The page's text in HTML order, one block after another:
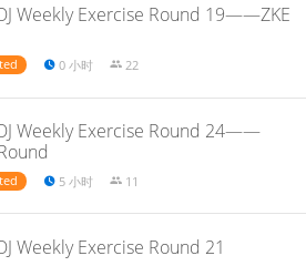
Weekly Exercise Round 19——ZKE
0 小时 22
Weekly Exercise Round 24——
5 小时 11
Weekly Exercise Round 21